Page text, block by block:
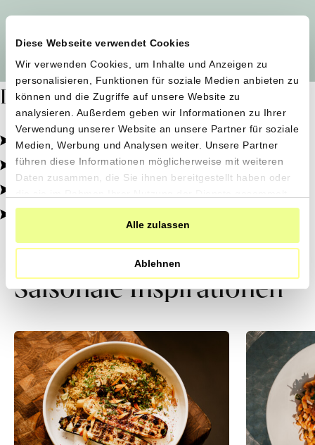
Diese Webseite verwendet Cookies
Wir verwenden Cookies, um Inhalte und Anzeigen zu
personalisieren, Funktionen für soziale Medien anbieten zu
können und die Zugriffe auf unsere Website zu
analysieren. Außerdem geben wir Informationen zu Ihrer
Verwendung unserer Website an unsere Partner für soziale
Medien, Werbung und Analysen weiter. Unsere Partner
führen diese Informationen möglicherweise mit weiteren
Daten zusammen, die Sie ihnen bereitgestellt haben oder
haben.
Alle zulassen
Ablehnen
Dafür stehen wir
Pestizidfrei angebaut, schonend verarbeitet.
Natürliche Zutaten, echter Geschmack.
Von kleinen Höfen, direkt zu dir.
100% transparent, 0% Zusatzstoffe.
Saisonale Inspirationen